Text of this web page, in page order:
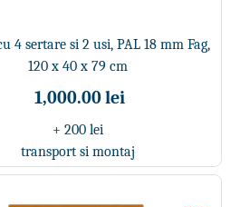
4 sertare si 2 usi, PAL 18 mm Fag,
120 x 40 x 79 cm
1,000.00 lei
+ 200 lei
transport si montaj